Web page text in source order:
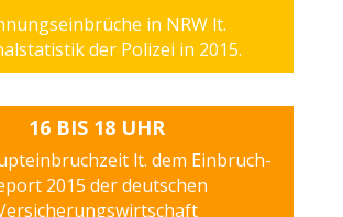
in NRW lt.
der Polizei in 2015.
16 BIS 18 UHR
lt. dem Einbruch-
2015 der deutschen